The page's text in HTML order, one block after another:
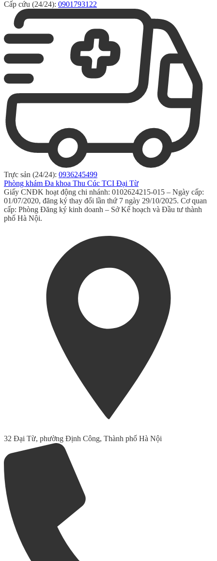
Cấp cứu (24/24): 0901793122
Trực sản (24/24): 0936245499
Phòng khám Đa khoa Thu Cúc TCI Đại Từ
Giấy CNĐK hoạt động chi nhánh: 0102624215-015 – Ngày cấp:
01/07/2020, đăng ký thay đổi lần thứ 7 ngày 29/10/2025. Cơ quan
cấp: Phòng Đăng ký kinh doanh – Sở Kế hoạch và Đầu tư thành
phố Hà Nội.
32 Đại Từ, phường Định Công, Thành phố Hà Nội